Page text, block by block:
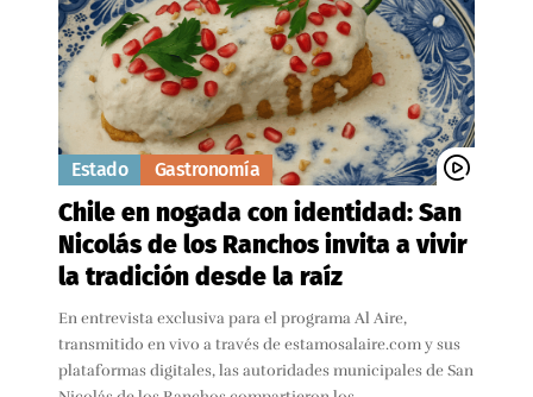
Estado Gastronomía
Chile en nogada con identidad: San
Nicolás de los Ranchos invita a vivir
la tradición desde la raíz
En entrevista exclusiva para el programa Al Aire,
transmitido en vivo a través de estamosalaire.com y sus
plataformas digitales, las autoridades municipales de San